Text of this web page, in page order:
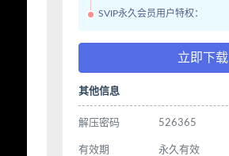
SVIP永久会员用户特权：
立即下载
其他信息
解压密码 526365
有效期 永久有效